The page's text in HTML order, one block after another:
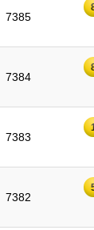
7385
7384
7383
7382